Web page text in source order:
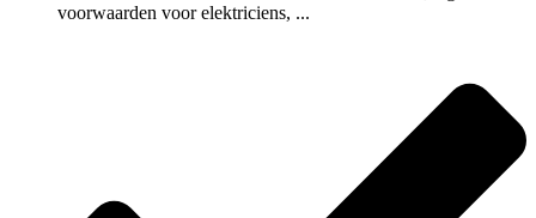
voorwaarden voor elektriciens, ...